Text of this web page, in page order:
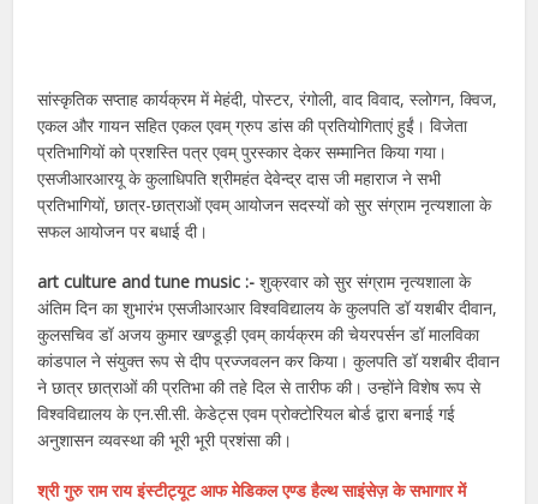
सांस्कृतिक सप्ताह कार्यक्रम में मेहंदी, पोस्टर, रंगोली, वाद विवाद, स्लोगन, क्विज,
एकल और गायन सहित एकल एवम् ग्रुप डांस की प्रतियोगिताएं हुईं। विजेता
प्रतिभागियों को प्रशस्ति पत्र एवम् पुरस्कार देकर सम्मानित किया गया।
एसजीआरआरयू के कुलाधिपति श्रीमहंत देवेन्द्र दास जी महाराज ने सभी
प्रतिभागियों, छात्र-छात्राओं एवम् आयोजन सदस्यों को सुर संग्राम नृत्यशाला के
सफल आयोजन पर बधाई दी।
art culture and tune music :-शुक्रवार को सुर संग्राम नृत्यशाला के
अंतिम दिन का शुभारंभ एसजीआरआर विश्वविद्यालय के कुलपति डॉ यशबीर दीवान,
कुलसचिव डॉ अजय कुमार खण्डूड़ी एवम् कार्यक्रम की चेयरपर्सन डॉ मालविका
कांडपाल ने संयुक्त रूप से दीप प्रज्जवलन कर किया। कुलपति डॉ यशबीर दीवान
ने छात्र छात्राओं की प्रतिभा की तहे दिल से तारीफ की। उन्होंने विशेष रूप से
विश्वविद्यालय के एन.सी.सी. केडेट्स एवम प्रोक्टोरियल बोर्ड द्वारा बनाई गई
अनुशासन व्यवस्था की भूरी भूरी प्रशंसा की।
श्री गुरु राम राय इंस्टीट्यूट आफ मेडिकल एण्ड हैल्थ साइंसेज़ के सभागार में